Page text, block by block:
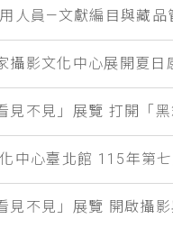
人員—文獻編目與藏品
攝影文化中心展開夏日
見不見」展覽 打開「
中心臺北館 115年第
見不見」展覽 開啟攝